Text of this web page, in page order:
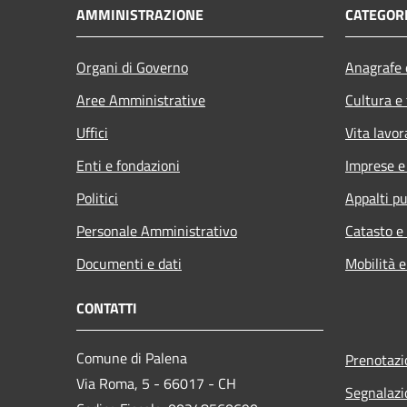
AMMINISTRAZIONE
Organi di Governo
Aree Amministrative
Uffici
Enti e fondazioni
Politici
Personale Amministrativo
Documenti e dati
Cultura
Vita
Imprese
Appalti
Catasto
Mobilità
CONTATTI
Comune di Palena
Via Roma, 5 - 66017 - CH